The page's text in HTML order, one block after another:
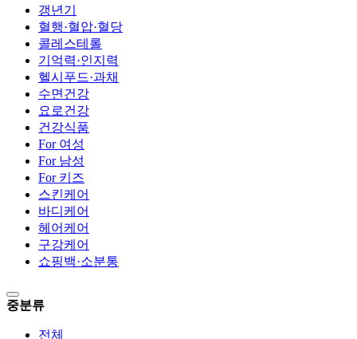
갱년기
혈행·혈압·혈당
콜레스테롤
기억력·인지력
헬시푸드·과채
수면건강
요로건강
건강식품
For 여성
For 남성
For 키즈
스킨케어
바디케어
헤어케어
구강케어
쇼핑백·소분통
중분류
전체